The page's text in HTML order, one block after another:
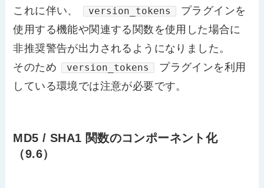
これに伴い、
version_tokens
プラグインを
使用する機能や関連する関数を使用した場合に
非推奨警告が出力されるようになりました。
そのため
version_tokens
プラグインを利用
している環境では注意が必要です。
MD5 / SHA1 関数のコンポーネント化
（9.6）